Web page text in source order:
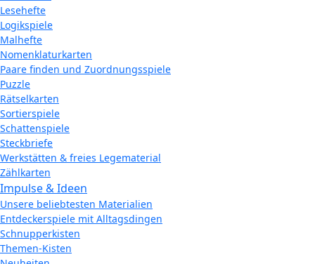
Lesehefte
Logikspiele
Malhefte
Nomenklaturkarten
Paare finden und Zuordnungsspiele
Puzzle
Rätselkarten
Sortierspiele
Schattenspiele
Steckbriefe
Werkstätten & freies Legematerial
Zählkarten
Impulse & Ideen
Unsere beliebtesten Materialien
Entdeckerspiele mit Alltagsdingen
Schnupperkisten
Themen-Kisten